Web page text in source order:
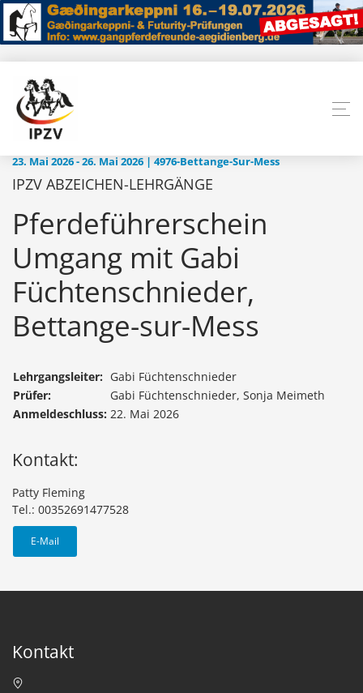
23. Mai 2026 - 26. Mai 2026 | 4976-Bettange-Sur-Mess
IPZV ABZEICHEN-LEHRGÄNGE
Pferdeführerschein
Umgang mit Gabi
Füchtenschnieder,
Bettange-sur-Mess
Lehrgangsleiter: Gabi Füchtenschnieder
Prüfer:
Gabi Füchtenschnieder, Sonja Meimeth
Anmeldeschluss: 22. Mai 2026
Kontakt:
Patty Fleming
Tel.: 00352691477528
E-Mail
Kontakt